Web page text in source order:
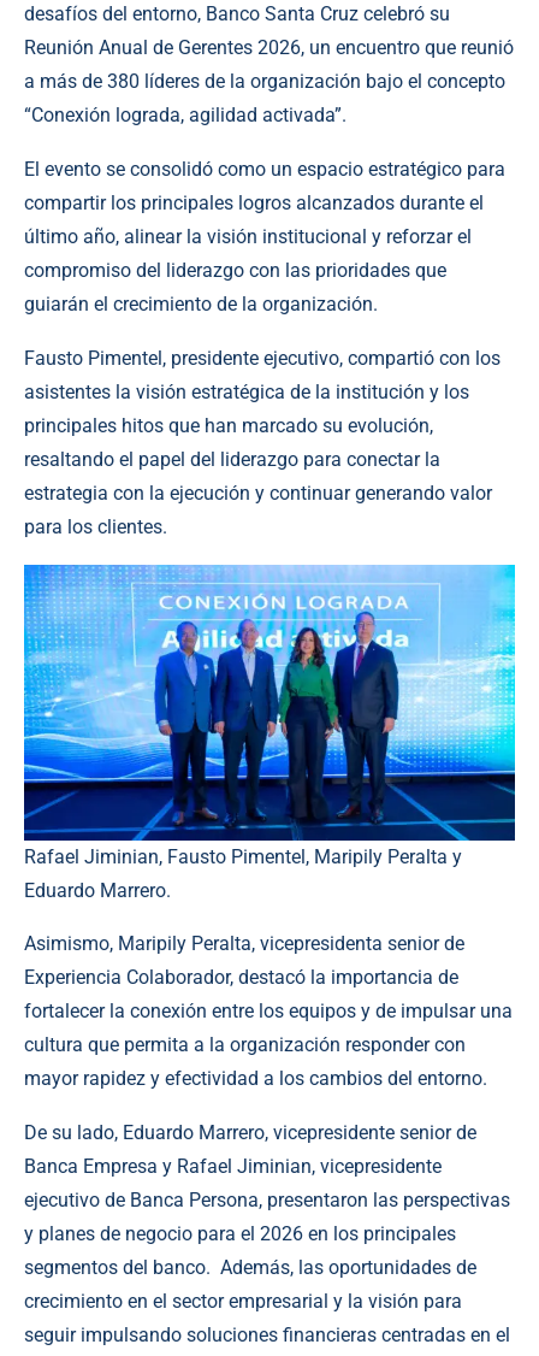
desafíos del entorno, Banco Santa Cruz celebró su
Reunión Anual de Gerentes 2026, un encuentro que reunió
a más de 380 líderes de la organización bajo el concepto
“Conexión lograda, agilidad activada”.
El evento se consolidó como un espacio estratégico para
compartir los principales logros alcanzados durante el
último año, alinear la visión institucional y reforzar el
compromiso del liderazgo con las prioridades que
guiarán el crecimiento de la organización.
Fausto Pimentel, presidente ejecutivo, compartió con los
asistentes la visión estratégica de la institución y los
principales hitos que han marcado su evolución,
resaltando el papel del liderazgo para conectar la
estrategia con la ejecución y continuar generando valor
para los clientes.
Rafael Jiminian, Fausto Pimentel, Maripily Peralta y
Eduardo Marrero.
Asimismo, Maripily Peralta, vicepresidenta senior de
Experiencia Colaborador, destacó la importancia de
fortalecer la conexión entre los equipos y de impulsar una
cultura que permita a la organización responder con
mayor rapidez y efectividad a los cambios del entorno.
De su lado, Eduardo Marrero, vicepresidente senior de
Banca Empresa y Rafael Jiminian, vicepresidente
ejecutivo de Banca Persona, presentaron las perspectivas
y planes de negocio para el 2026 en los principales
segmentos del banco. Además, las oportunidades de
crecimiento en el sector empresarial y la visión para
seguir impulsando soluciones financieras centradas en el